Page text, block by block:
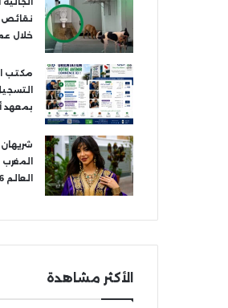
نقائص
خلال
مكتب
بمعهد
شريهان
العالم 2026
الأكثر مشاهدة